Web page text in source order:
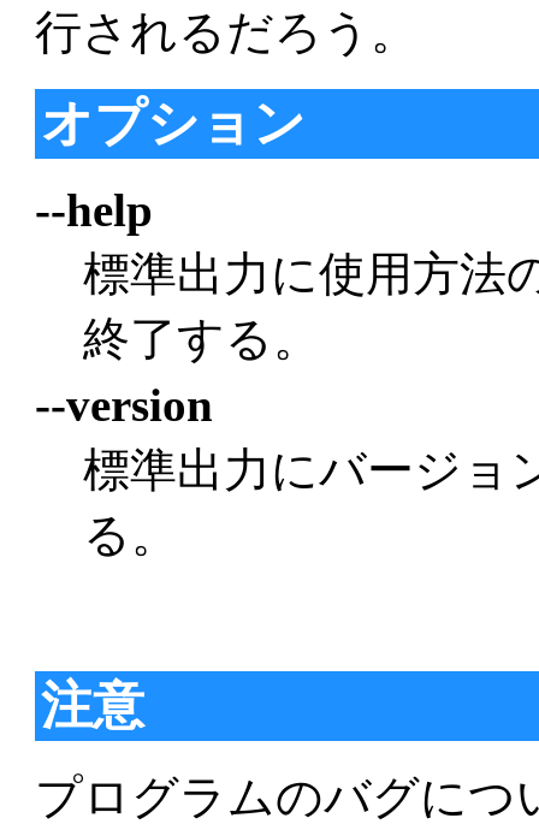
行されるだろう。
オプション
--help
標準出力に使用方法
終了する。
--version
標準出力にバージョ
る。
注意
プログラムのバグに